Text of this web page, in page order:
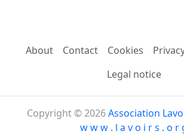
About Contact Cookies
Legal notice
Copyright © 2026Association
w w w . l a v o i r s . o r